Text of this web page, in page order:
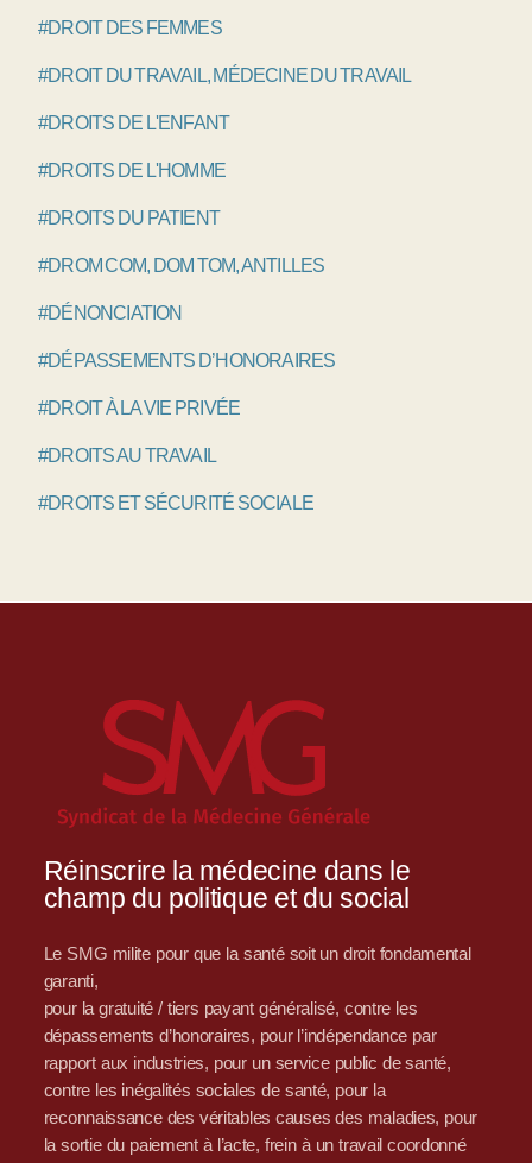
#DROIT DES FEMMES
#DROIT DU TRAVAIL, MÉDECINE DU TRAVAIL
#DROITS DE L'ENFANT
#DROITS DE L'HOMME
#DROITS DU PATIENT
#DROM COM, DOM TOM, ANTILLES
#DÉNONCIATION
#DÉPASSEMENTS D’HONORAIRES
#DROIT À LA VIE PRIVÉE
#DROITS AU TRAVAIL
#DROITS ET SÉCURITÉ SOCIALE
Réinscrire la médecine dans le
champ du politique et du social
Le SMG milite pour que la santé soit un droit fondamental
garanti,
pour la gratuité / tiers payant généralisé, contre les
dépassements d’honoraires, pour l’indépendance par
rapport aux industries, pour un service public de santé,
contre les inégalités sociales de santé, pour la
reconnaissance des véritables causes des maladies, pour
la sortie du paiement à l’acte, frein à un travail coordonné